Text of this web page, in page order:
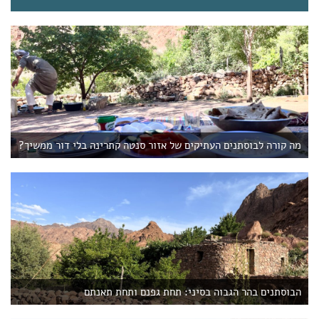
מה קורה לבוסתנים העתיקים של אזור סנטה קתרינה בלי דור ממשיך?
הבוסתנים בהר הגבוה בסיני: תחת גפנם ותחת תאנתם